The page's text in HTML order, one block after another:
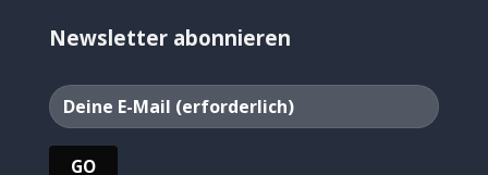
Newsletter abonnieren